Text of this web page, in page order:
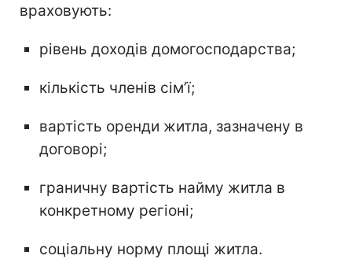
враховують:
рівень доходів домогосподарства;
кількість членів сім’ї;
вартість оренди житла, зазначену в
договорі;
граничну вартість найму житла в
конкретному регіоні;
соціальну норму площі житла.